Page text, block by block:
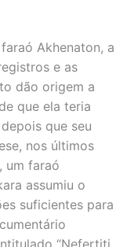
Akhenaton, a
e as
dão origem a
que ela teria
que seu
nos últimos
um faraó
assumiu o
suficientes para